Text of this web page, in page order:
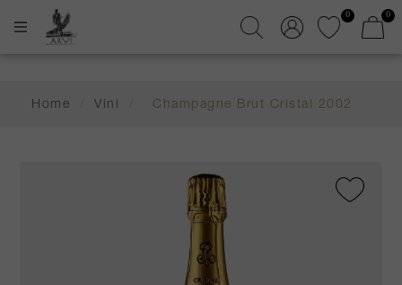
0 0
Home Vini Champagne Brut Cristal 2002